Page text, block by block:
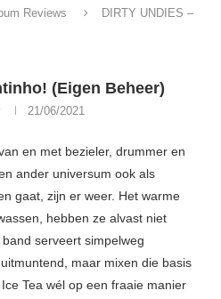
Reviews
DIRTY UNDIES –
(Eigen Beheer)
21/06/2021
en met bezieler, drummer en
ander universum ook als
gaat, zijn er weer. Het warme
hebben ze alvast niet
serveert simpelweg
maar mixen die basis
Tea wél op een fraaie manier